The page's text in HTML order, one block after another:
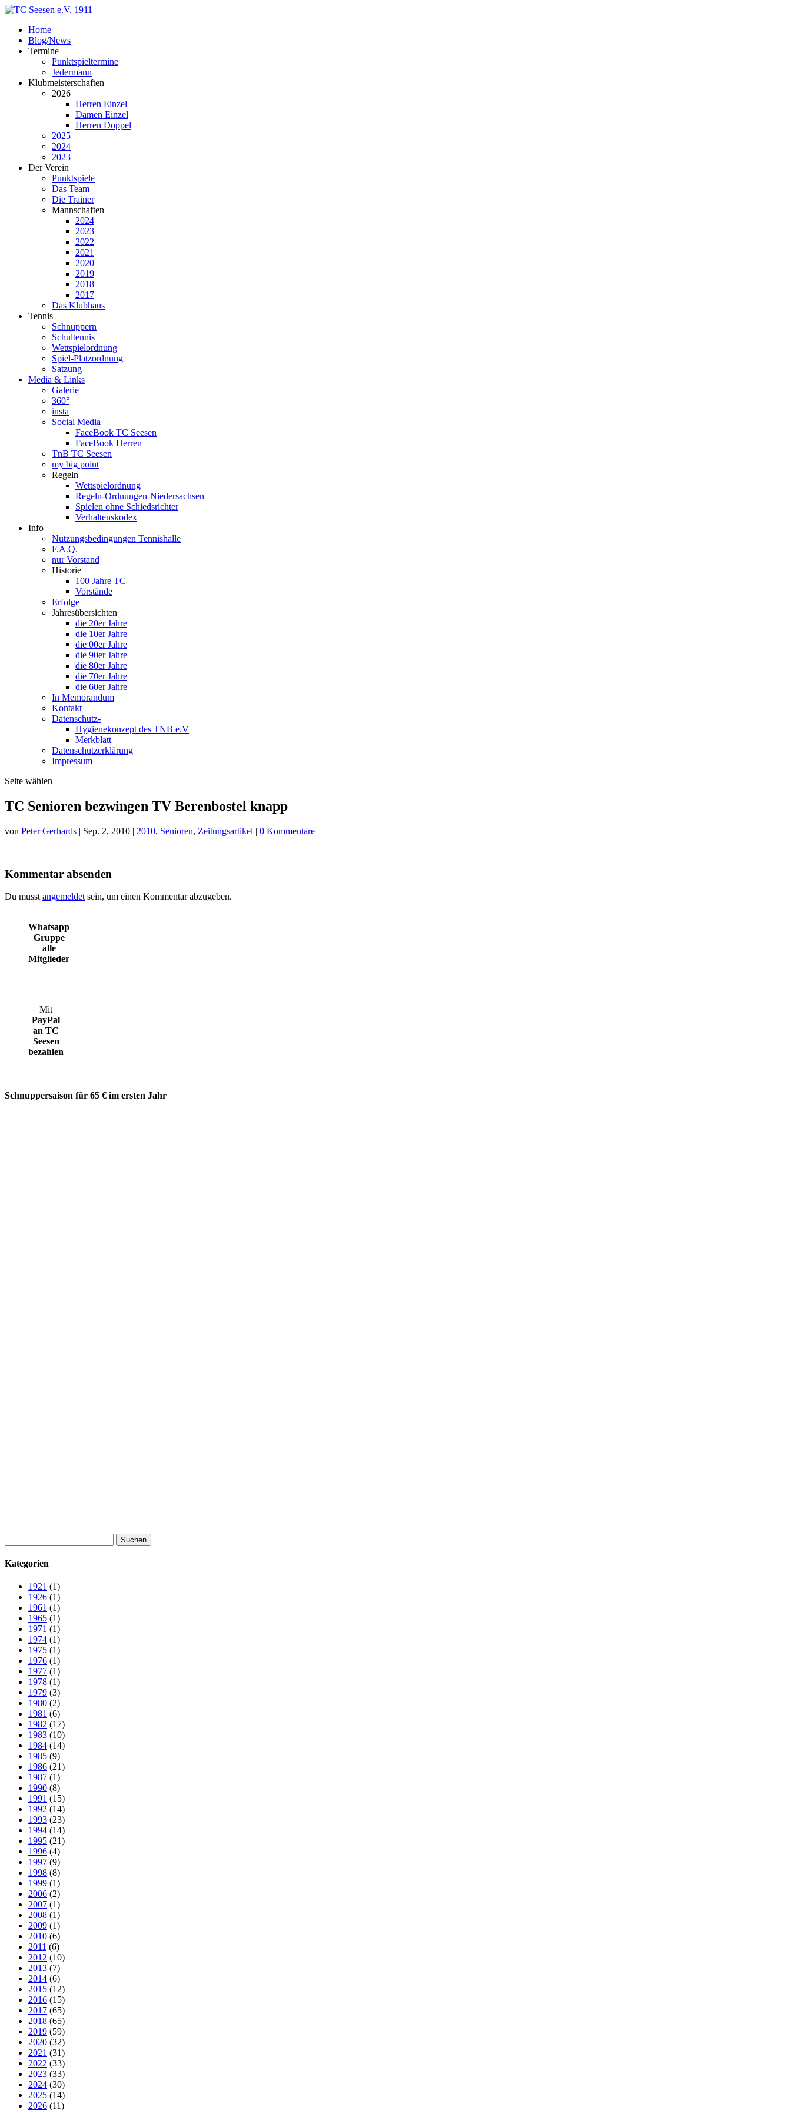
Home
Blog/News
Termine
Punktspieltermine
Jedermann
Klubmeisterschaften
2026
Herren Einzel
Damen Einzel
Herren Doppel
2025
2024
2023
Der Verein
Punktspiele
Das Team
Die Trainer
Mannschaften
2024
2023
2022
2021
2020
2019
2018
2017
Das Klubhaus
Tennis
Schnuppern
Schultennis
Wettspielordnung
Spiel-Platzordnung
Satzung
Media & Links
Galerie
360°
insta
Social Media
FaceBook TC Seesen
FaceBook Herren
TnB TC Seesen
my big point
Regeln
Wettspielordnung
Regeln-Ordnungen-Niedersachsen
Spielen ohne Schiedsrichter
Verhaltenskodex
Info
Nutzungsbedingungen Tennishalle
F.A.Q.
nur Vorstand
Historie
100 Jahre TC
Vorstände
Erfolge
Jahresübersichten
die 20er Jahre
die 10er Jahre
die 00er Jahre
die 90er Jahre
die 80er Jahre
die 70er Jahre
die 60er Jahre
In Memorandum
Kontakt
Datenschutz-
Hygienekonzept des TNB e.V
Merkblatt
Datenschutzerklärung
Impressum
Seite wählen
TC Senioren bezwingen TV Berenbostel knapp
von Peter Gerhards | Sep. 2, 2010 | 2010, Senioren, Zeitungsartikel | 0 Kommentare
Kommentar absenden
Du musst angemeldet sein, um einen Kommentar abzugeben.
Whatsapp
Gruppe
alle
Mitglieder
Mit
PayPal
an TC
Seesen
bezahlen
Schnuppersaison für 65 € im ersten Jahr
nach:
Kategorien
1921 (1)
1926 (1)
1961 (1)
1965 (1)
1971 (1)
1974 (1)
1975 (1)
1976 (1)
1977 (1)
1978 (1)
1979 (3)
1980 (2)
1981 (6)
1982 (17)
1983 (10)
1984 (14)
1985 (9)
1986 (21)
1987 (1)
1990 (8)
1991 (15)
1992 (14)
1993 (23)
1994 (14)
1995 (21)
1996 (4)
1997 (9)
1998 (8)
1999 (1)
2006 (2)
2007 (1)
2008 (1)
2009 (1)
2010 (6)
2011 (6)
2012 (10)
2013 (7)
2014 (6)
2015 (12)
2016 (15)
2017 (65)
2018 (65)
2019 (59)
2020 (32)
2021 (31)
2022 (33)
2023 (33)
2024 (30)
2025 (14)
2026 (11)